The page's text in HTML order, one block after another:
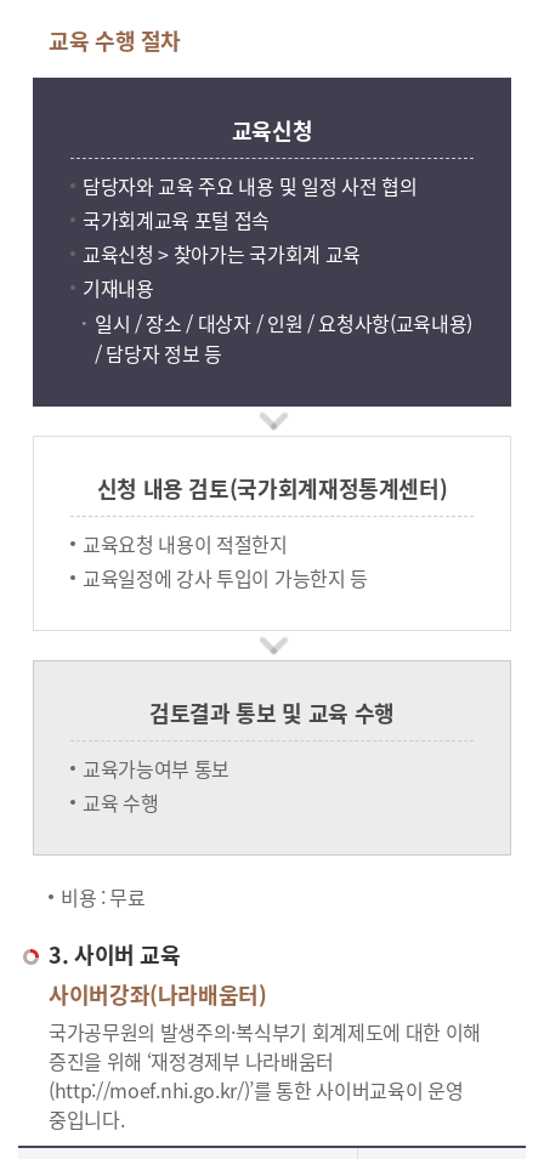
교육 수행 절차
교육신청
담당자와 교육 주요 내용 및 일정 사전 협의
국가회계교육 포털 접속
교육신청 > 찾아가는 국가회계 교육
기재내용
일시 / 장소 / 대상자 / 인원 / 요청사항(교육내용)
/ 담당자 정보 등
신청 내용 검토(국가회계재정통계센터)
교육요청 내용이 적절한지
교육일정에 강사 투입이 가능한지 등
검토결과 통보 및 교육 수행
교육가능여부 통보
교육 수행
비용 : 무료
3. 사이버 교육
사이버강좌(나라배움터)
국가공무원의 발생주의·복식부기 회계제도에 대한 이해
증진을 위해 ‘재정경제부 나라배움터
(http://moef.nhi.go.kr/)’를 통한 사이버교육이 운영
중입니다.
사이버교육의 사이버강좌(나라배움터)에 대한 안내로 실시기관, 교육과정, 대상, 인원, 시간, 인정시간, 신청(기간,절차), 수료(요건,평가,수료증)으로 구분되며 이에 해당하는 내용으로 구성된 표 입니다.